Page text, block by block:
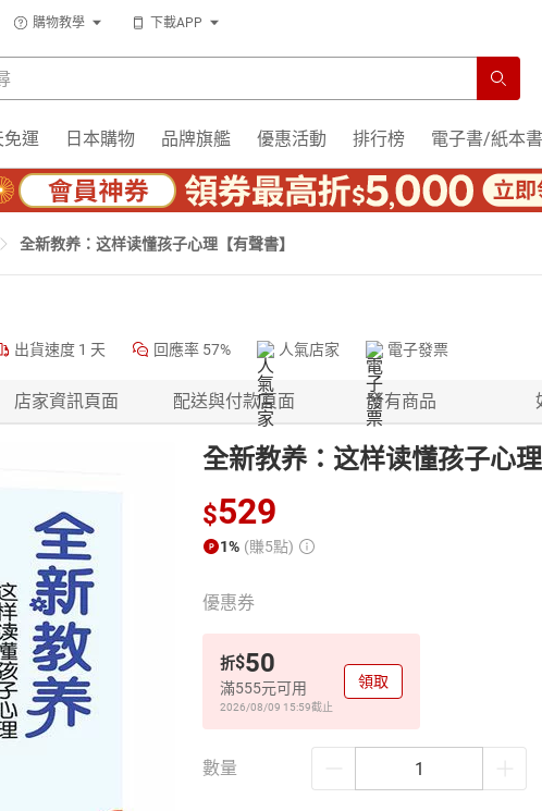
購物教學 下載APP
免運 日本購物 品牌旗艦 優惠活動 排行榜 電子書/紙本書
全新教养：这样读懂孩子心理【有聲書】
出貨速度 1 天 回應率 57% 人氣店家 電子發票
店家資訊頁面 配送與付款頁面 所有商品
全新教养：这样读懂孩子心
$529
1% (賺5點)
優惠券
折$50
滿555元可用
2026/08/09 15:59截止
領取
數量